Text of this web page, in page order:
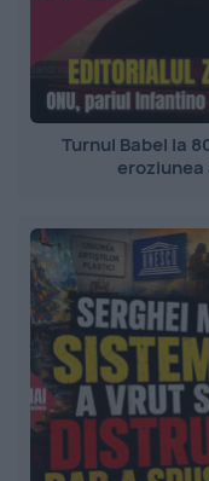
Turnul Babel la